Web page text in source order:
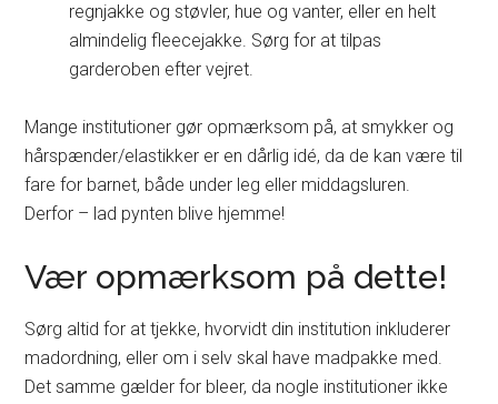
regnjakke og støvler, hue og vanter, eller en helt
almindelig fleecejakke. Sørg for at tilpas
garderoben efter vejret.
Mange institutioner gør opmærksom på, at smykker og
hårspænder/elastikker er en dårlig idé, da de kan være til
fare for barnet, både under leg eller middagsluren.
Derfor – lad pynten blive hjemme!
Vær opmærksom på dette!
Sørg altid for at tjekke, hvorvidt din institution inkluderer
madordning, eller om i selv skal have madpakke med.
Det samme gælder for bleer, da nogle institutioner ikke